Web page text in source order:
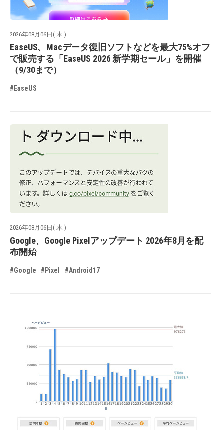
2026年08月06日( 木 )
EaseUS、Macデータ復旧ソフトなどを最大75%オフ
で販売する「EaseUS 2026 新学期セール」を開催
（9/30まで）
#EaseUS
2026年08月06日( 木 )
Google、Google Pixelアップデート 2026年8月を配
布開始
#Google #Pixel #Android17